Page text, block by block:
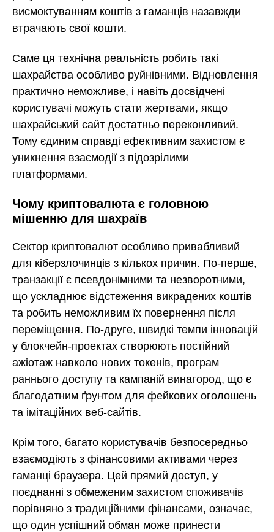
висмоктуванням коштів з гаманців назавжди
втрачають свої кошти.
Саме ця технічна реальність робить такі
шахрайства особливо руйнівними. Відновлення
практично неможливе, і навіть досвідчені
користувачі можуть стати жертвами, якщо
шахрайський сайт достатньо переконливий.
Тому єдиним справді ефективним захистом є
уникнення взаємодії з підозрілими
платформами.
Чому криптовалюта є головною
мішенню для шахраїв
Сектор криптовалют особливо привабливий
для кіберзлочинців з кількох причин. По-перше,
транзакції є псевдонімними та незворотними,
що ускладнює відстеження викрадених коштів
та робить неможливим їх повернення після
переміщення. По-друге, швидкі темпи інновацій
у блокчейн-проектах створюють постійний
ажіотаж навколо нових токенів, програм
раннього доступу та кампаній винагород, що є
благодатним ґрунтом для фейкових оголошень
та імітаційних веб-сайтів.
Крім того, багато користувачів безпосередньо
взаємодіють з фінансовими активами через
гаманці браузера. Цей прямий доступ, у
поєднанні з обмеженим захистом споживачів
порівняно з традиційними фінансами, означає,
що один успішний обман може принести